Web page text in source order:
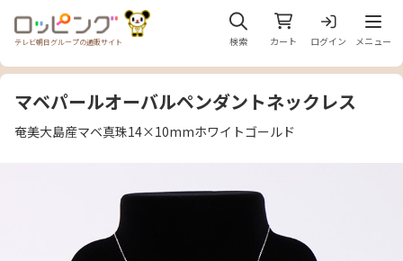
テレビ朝日グループの通販サイト 検索 カート ログイン
メニ
メニュー
マベパールオーバルペンダントネックレス
奄美大島産マベ真珠14×10mmホワイトゴールド